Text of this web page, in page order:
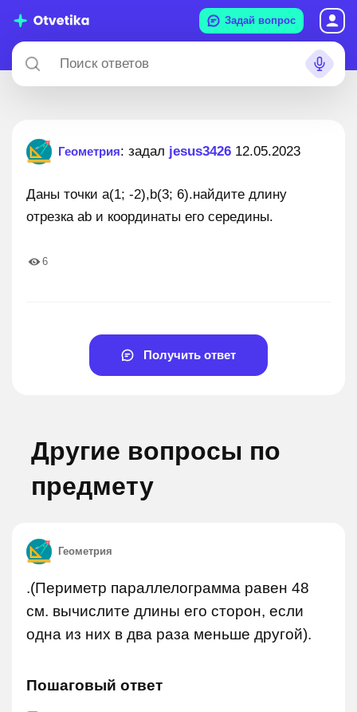
Задай вопрос
Геометрия: задал jesus3426 12.05.2023
Даны точки a(1; -2),b(3; 6).найдите длину
отрезка ab и координаты его середины.
6
Получить ответ
Другие вопросы по
предмету
Геометрия
.(Периметр параллелограмма равен 48
см. вычислите длины его сторон, если
одна из них в два раза меньше другой).
Пошаговый ответ